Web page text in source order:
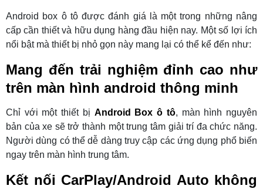
Android box ô tô được đánh giá là một trong những nâng
cấp cần thiết và hữu dụng hàng đầu hiện nay. Một số lợi ích
nổi bật mà thiết bị nhỏ gọn này mang lại có thể kể đến như:
Mang đến trải nghiệm đỉnh cao như
trên màn hình android thông minh
Chỉ với một thiết bị Android Box ô tô, màn hình nguyên
bản của xe sẽ trở thành một trung tâm giải trí đa chức năng.
Người dùng có thể dễ dàng truy cập các ứng dụng phổ biến
ngay trên màn hình trung tâm.
Kết nối CarPlay/Android Auto không